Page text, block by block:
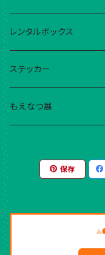
ebika!
藍与津サチナ
mima
くまきち
織音詩月
現在稼働中ガチャ
ガチャだったくじ
レンタルボックス
ebika!
YumiKIMURA
豊倉かよ
ステッカー
こはる
ぴかでり
めき
もえなつ展
保存